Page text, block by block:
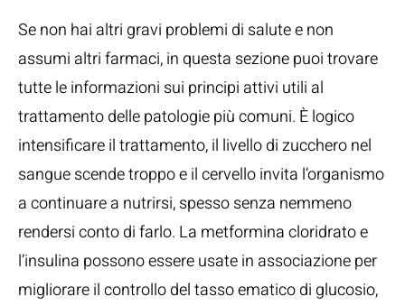
Se non hai altri gravi problemi di salute e non
assumi altri farmaci, in questa sezione puoi trovare
tutte le informazioni sui principi attivi utili al
trattamento delle patologie più comuni. È logico
intensificare il trattamento, il livello di zucchero nel
sangue scende troppo e il cervello invita l’organismo
a continuare a nutrirsi, spesso senza nemmeno
rendersi conto di farlo. La metformina cloridrato e
l’insulina possono essere usate in associazione per
migliorare il controllo del tasso ematico di glucosio,